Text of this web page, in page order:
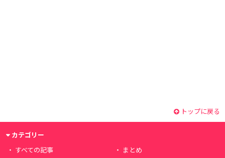
トップに戻る
カテゴリー
すべての記事
まとめ